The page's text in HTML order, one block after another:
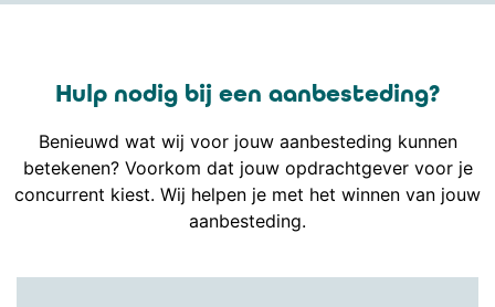
Hulp nodig bij een aanbesteding?
Benieuwd wat wij voor jouw aanbesteding kunnen
betekenen? Voorkom dat jouw opdrachtgever voor je
concurrent kiest. Wij helpen je met het winnen van jouw
aanbesteding.